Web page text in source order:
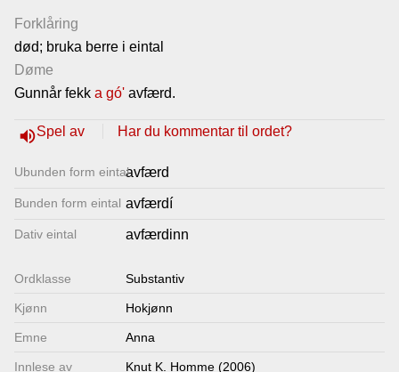
Forklåring
død; bruka berre i eintal
Døme
Gunnår fekk a gó' avfærd.
volume_upSpel av Har du kommentar til ordet?
Ubunden form eintalavfærd
Bunden form eintal avfærdí
Dativ eintal avfærdinn
Ordklasse Substantiv
Kjønn Hokjønn
Emne Anna
Innlese av Knut K. Homme (2006)
vallemålet
Gjestebok
Nyhende
Lenkjer
oss